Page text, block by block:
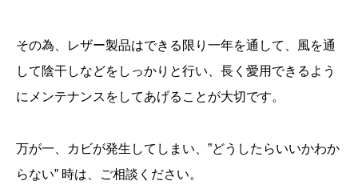
その為、レザー製品はできる限り一年を通して、風を通
して陰干しなどをしっかりと行い、長く愛用できるよう
にメンテナンスをしてあげることが大切です。
万が一、カビが発生してしまい、”どうしたらいいかわか
らない” 時は、ご相談ください。